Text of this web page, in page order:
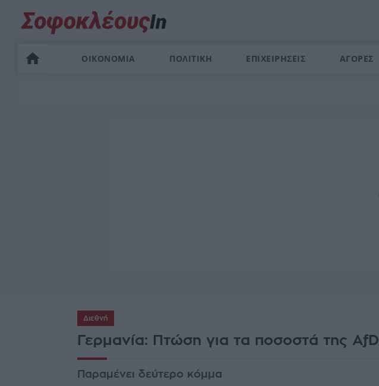
ΟΙΚΟΝΟΜΙΑ ΠΟΛΙΤΙΚΗ ΕΠΙΧΕΙΡΗΣΕΙΣ ΑΓΟΡΕΣ
Διεθνή
Γερμανία: Πτώση για τα ποσοστά της AfD
Παραμένει δεύτερο κόμμα